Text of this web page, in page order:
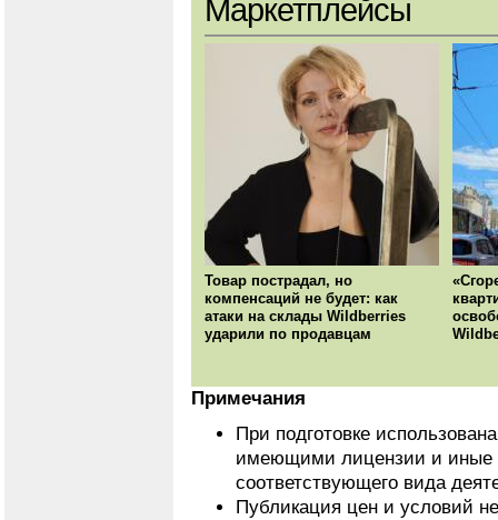
Маркетплейсы
Товар пострадал, но
компенсаций не будет: как
атаки на склады Wildberries
ударили по продавцам
Примечания
При подготовке
имеющими лицензии и иные
соответствующего вида
Публикация цен и условий